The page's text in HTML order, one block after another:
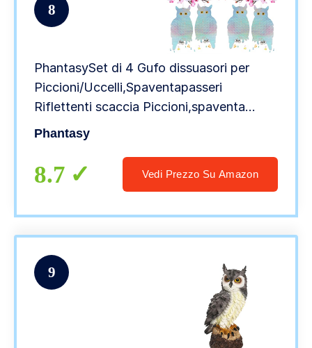
8
PhantasySet di 4 Gufo dissuasori per
Piccioni/Uccelli,Spaventapasseri
Riflettenti scaccia Piccioni,spaventa
Piccioni,allontanare Anti Piccioni
Balcone Orto Piante
Phantasy
8.7 Vedi Prezzo Su Amazon
9